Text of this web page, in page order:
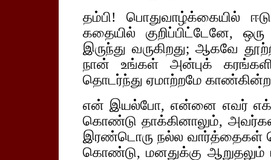
தம்பி! பொதுவாழ்க்கையில்
கதையில் குறிப்பிட்டேனே,
இருந்து வருகிறது; ஆகவே
நான் உங்கள் அன்புக்
தொடர்ந்து ஏமாற்றமே
என் இயல்போ, என்னை எவர்
கொண்டு தாக்கினாலும்,
இரண்டொரு நல்ல வார்த்தைகள்
கொண்டு, மனதுக்கு ஆறுதலும்